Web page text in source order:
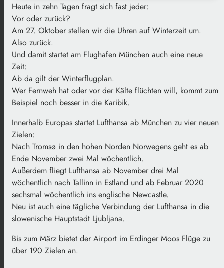
Heute in zehn Tagen fragt sich fast jeder:
Vor oder zurück?
Am 27. Oktober stellen wir die Uhren auf Winterzeit um.
Also zurück.
Und damit startet am Flughafen München auch eine neue
Zeit:
Ab da gilt der Winterflugplan.
Wer Fernweh hat oder vor der Kälte flüchten will, kommt zum
Beispiel noch besser in die Karibik.
Innerhalb Europas startet Lufthansa ab München zu vier neuen
Zielen:
Nach Tromsø in den hohen Norden Norwegens geht es ab
Ende November zwei Mal wöchentlich.
Außerdem fliegt Lufthansa ab November drei Mal
wöchentlich nach Tallinn in Estland und ab Februar 2020
sechsmal wöchentlich ins englische Newcastle.
Neu ist auch eine tägliche Verbindung der Lufthansa in die
slowenische Hauptstadt Ljubljana.
Bis zum März bietet der Airport im Erdinger Moos Flüge zu
über 190 Zielen an.